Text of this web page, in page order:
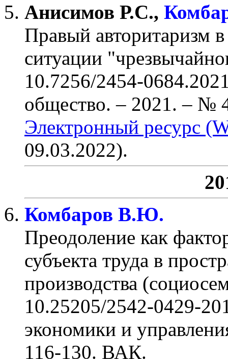
Анисимов Р.С.,
Правый авторитаризм
ситуации
10.7256/2454-
общество. – 2021. – №
Электронный ресурс
09.03.2022).
Комбаров В.Ю.
Преодоление как
субъекта труда в
производства
10.25205/2542-0429-
экономики и
116-130. ВАК.